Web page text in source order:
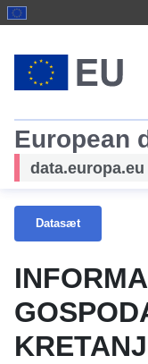
European
data.europa.eu
Datasæt